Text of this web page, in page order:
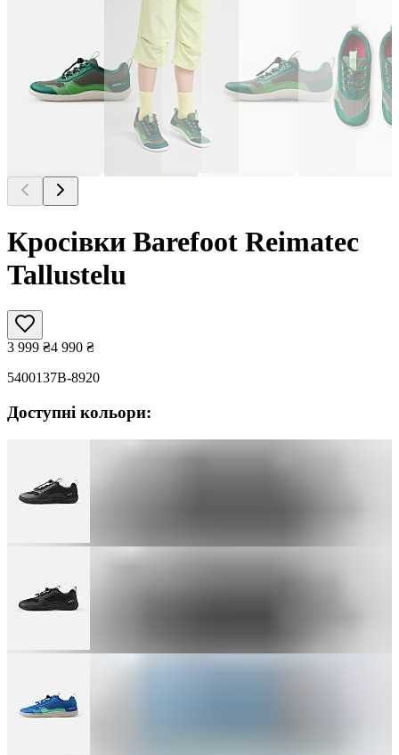
Кросівки Barefoot Reimatec
Tallustelu
3 999 ₴4 990 ₴
5400137B-8920
Доступні кольори: